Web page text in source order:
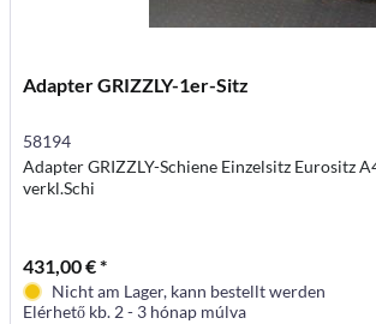
Adapter GRIZZLY-1er-Sitz
58194
Adapter GRIZZLY-Schiene Einzelsitz Eurositz
verkl.Schi
431,00 € *
Nicht am Lager, kann bestellt werden
Elérhető kb. 2 - 3 hónap múlva